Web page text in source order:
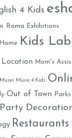
4 Kids
Roma Exhibitions
Kids Lab
Location Mom's
Musei Music 4 Kids
Out of Town Parks
Party
Restaurants